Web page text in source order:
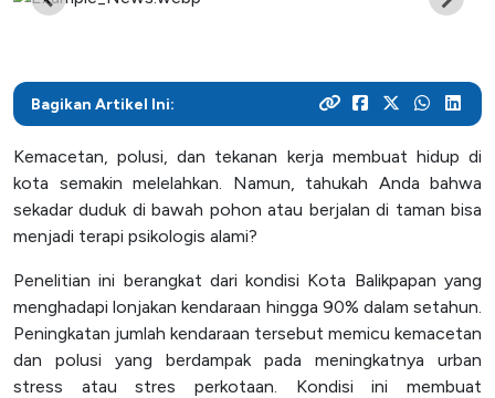
Menjadi pusat pengembangan teknologi di Kalimantan, ITK
berbagai kegiatan di lingkungan kampus
Halaman ini berisi arsip berita-berita ITK yang
informasi dan peristiwa penting yang terjadi di ITK hingga
12 Agustus 2024
dirimu sekarang!
Dengan fokus pada pendidikan berbasis teknologi, ITK
menyiapkan mahasiswa untuk menjadi inovator yang
tangguh dalam industri yang terus berkembang
Penerimaan
Daftarkan dirimu di ITK dan mulai perjalanan akademikmu
menuju masa depan yang gemilang
Lihat bagaimana kolaborasi dengan industri menciptakan
Kehidupan Kampus
Akademik
Unit Kegiatan Mahasiswa
Layanan Publik
Bagikan Artikel Ini:
Kemacetan, polusi, dan tekanan kerja membuat hidup di
kota semakin melelahkan. Namun, tahukah Anda bahwa
sekadar duduk di bawah pohon atau berjalan di taman bisa
menjadi terapi psikologis alami?
Penelitian ini berangkat dari kondisi Kota Balikpapan yang
menghadapi lonjakan kendaraan hingga 90% dalam setahun.
Peningkatan jumlah kendaraan tersebut memicu kemacetan
dan polusi yang berdampak pada meningkatnya urban
stress atau stres perkotaan. Kondisi ini membuat